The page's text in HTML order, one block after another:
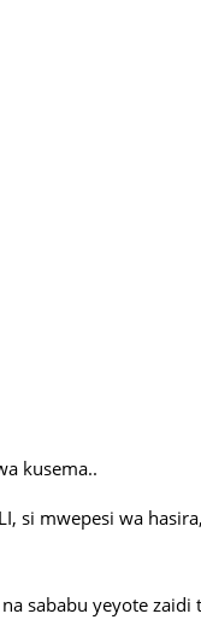
kusema..
si mwepesi wa
sababu yeyote zaidi